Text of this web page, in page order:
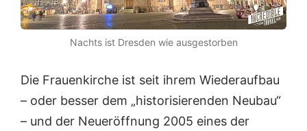
Nachts ist Dresden wie ausgestorben
Die Frauenkirche ist seit ihrem Wiederaufbau
– oder besser dem „historisierenden Neubau“
– und der Neueröffnung 2005 eines der